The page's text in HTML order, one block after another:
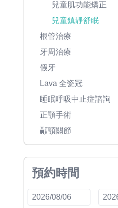
兒童肌功能矯正
兒童鎮靜舒眠
根管治療
牙周治療
假牙
Lava 全瓷冠
睡眠呼吸中止症諮詢
正顎手術
顳顎關節
預約時間